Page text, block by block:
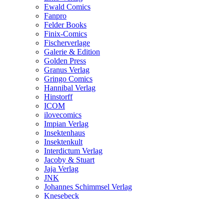
Ewald Comics
Fanpro
Felder Books
Finix-Comics
Fischerverlage
Galerie & Edition
Golden Press
Granus Verlag
Gringo Comics
Hannibal Verlag
Hinstorff
ICOM
ilovecomics
Impian Verlag
Insektenhaus
Insektenkult
Interdictum Verlag
Jacoby & Stuart
Jaja Verlag
JNK
Johannes Schimmsel Verlag
Knesebeck